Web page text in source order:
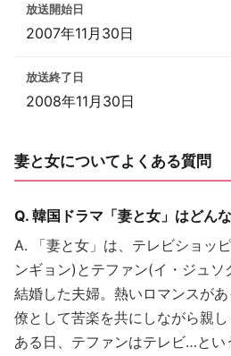
放送開始日
2007年11月30日
放送終了日
2008年11月30日
妻と女についてよくある質問
Q. 韓国ドラマ「妻と女」はどん
A. 「妻と女」は、テレビショッ
ンギョン)とテファン(イ・ジュソ
結婚した夫婦。熱いロマンスが
僚として苦楽を共にしながら親し
ある日、テファンはテレビ…とい